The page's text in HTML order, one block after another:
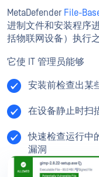
MetaDefender File-
进制文件和安装程序
括物联网设备）执行
它使 IT 管理员能够
安装前检查出某
在设备静止时扫
快速检查运行中
漏洞